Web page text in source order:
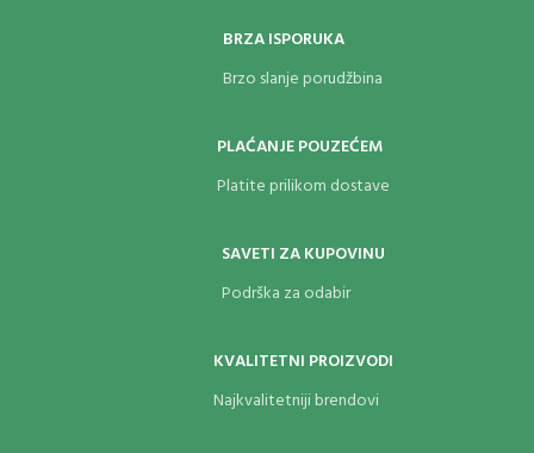
BRZA ISPORUKA
Brzo slanje porudžbina
PLAĆANJE POUZEĆEM
Platite prilikom dostave
SAVETI ZA KUPOVINU
Podrška za odabir
KVALITETNI PROIZVODI
Najkvalitetniji brendovi